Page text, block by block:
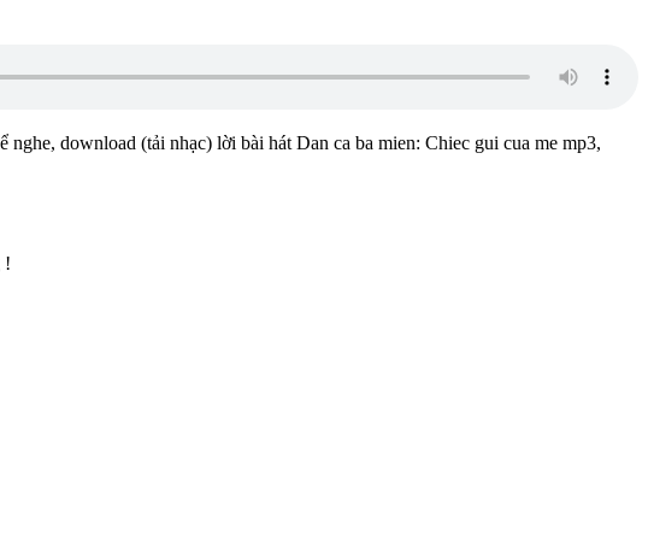
download (tải nhạc) lời bài hát Dan ca ba mien: Chiec gui cua me mp3,
!